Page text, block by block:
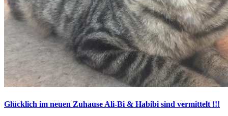
Glücklich im neuen Zuhause Ali-Bi & Habibi sind vermittelt !!!